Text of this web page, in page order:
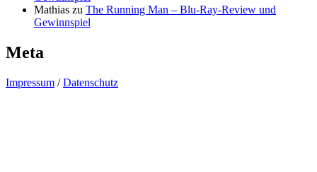
Mathias zu The Running Man – Blu-Ray-Review und
Gewinnspiel
Meta
Impressum /Datenschutz